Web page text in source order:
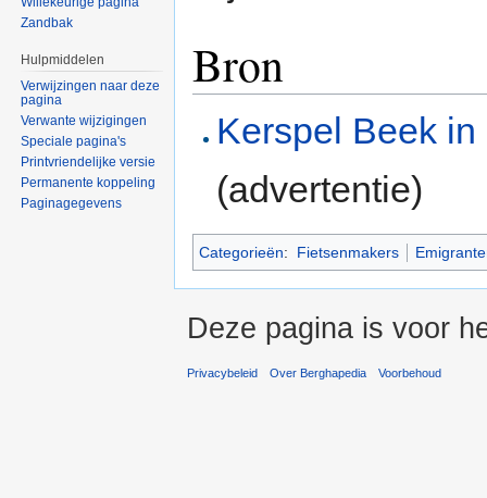
Bron
Kerspel Beek
(advertentie)
Categorieën: Fietsenmakers
Zandbak
Hulpmiddelen
Verwijzingen naar deze
pagina
Verwante wijzigingen
Speciale pagina's
Printvriendelijke versie
Permanente koppeling
Paginagegevens
Deze pagina is voor
Privacybeleid Over Berghapedia Voorbehoud